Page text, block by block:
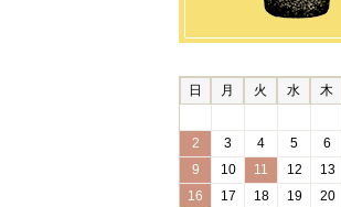
日 月 火 水 木
2
3 4 5 6
9
10 11 12 13
16
17 18 19 20